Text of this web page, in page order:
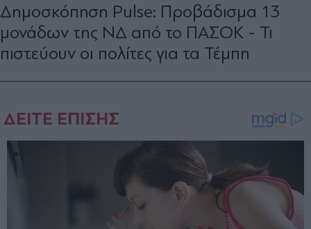
Δημοσκόπηση Pulse: Προβάδισμα 13
μονάδων της ΝΔ από το ΠΑΣΟΚ - Τι
πιστεύουν οι πολίτες για τα Τέμπη